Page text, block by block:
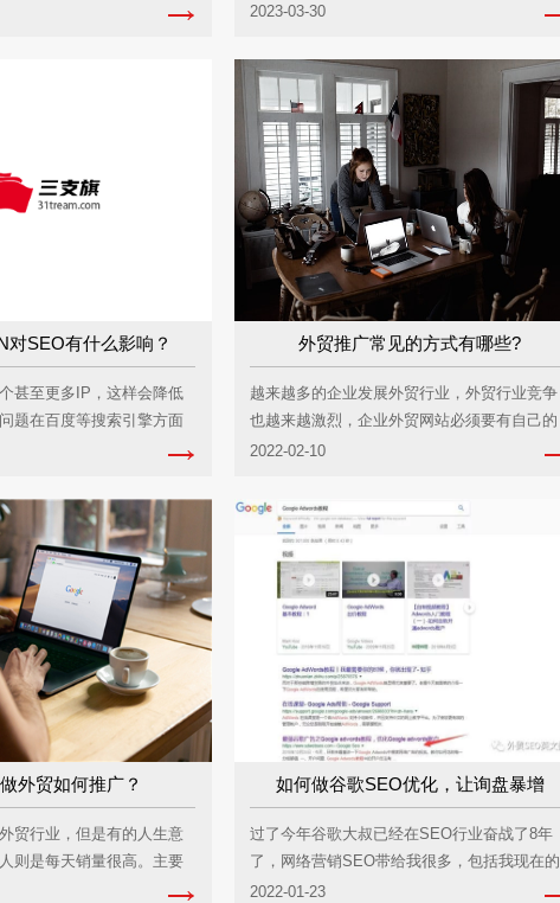
2023-03-30
对SEO有什么影响？
甚至更多IP，这样会降低
题在百度等搜索引擎方面
外贸推广常见的方式有哪些?
越来越多的企业发展外贸行业，外贸行业竞争
也越来越激烈，企业外贸网站必须要有自己的
特色，能把自己产品的...
2022-02-10
外贸如何推广？
贸行业，但是有的人生意
则是每天销量很高。主要
如何做谷歌SEO优化，让询盘暴增
过了今年谷歌大叔已经在SEO行业奋战了8年
了，网络营销SEO带给我很多，包括我现在的
公司、我的女朋友...
2022-01-23